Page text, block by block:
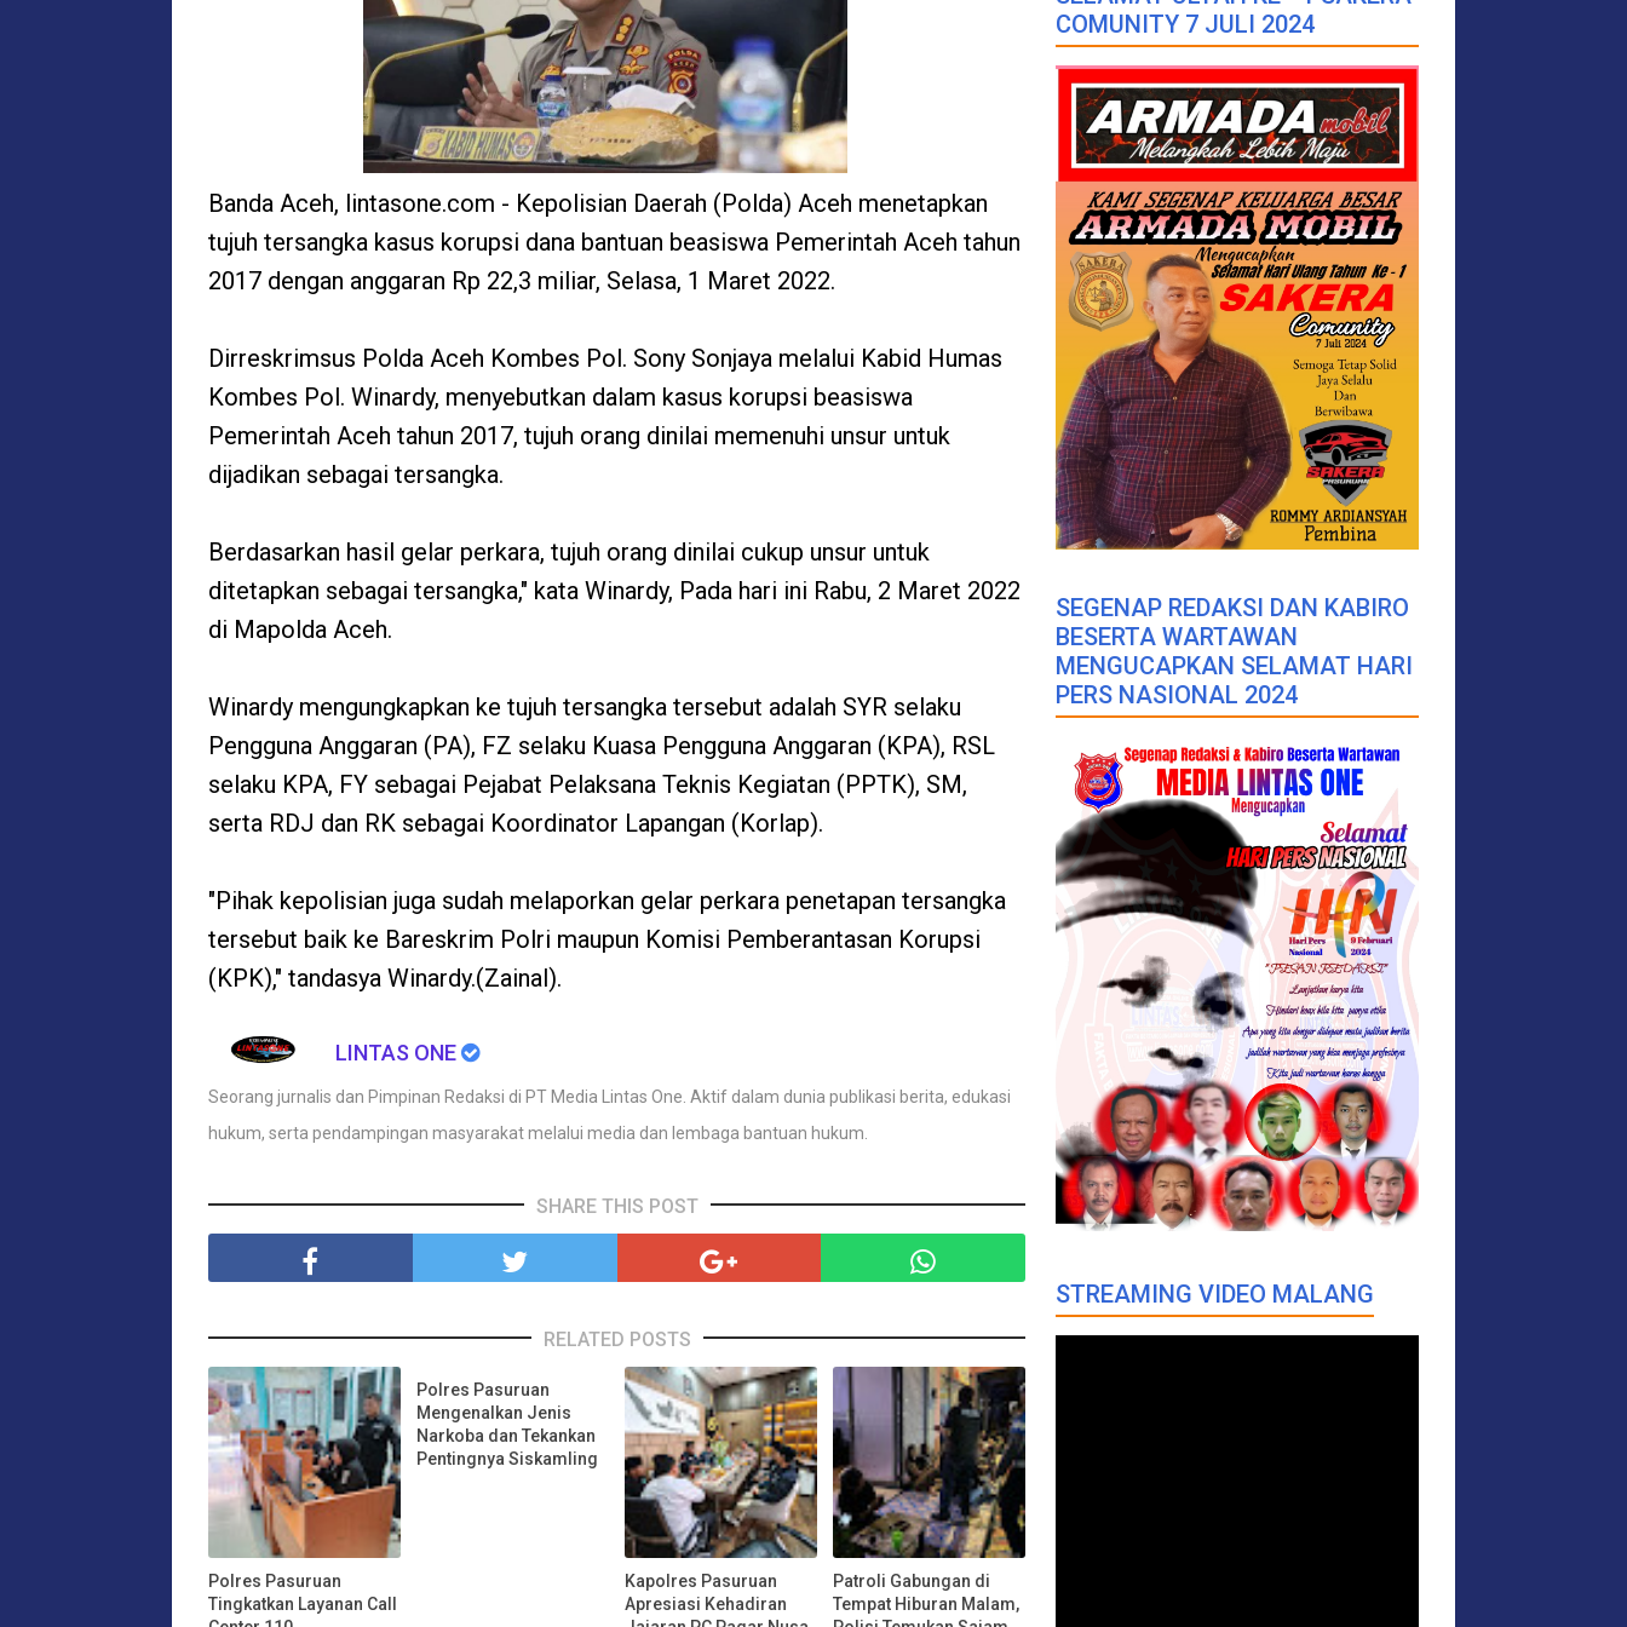
Banda Aceh, lintasone.com - Kepolisian Daerah (Polda) Aceh menetapkan
tujuh tersangka kasus korupsi dana bantuan beasiswa Pemerintah Aceh tahun
2017 dengan anggaran Rp 22,3 miliar, Selasa, 1 Maret 2022.
Dirreskrimsus Polda Aceh Kombes Pol. Sony Sonjaya melalui Kabid Humas
Kombes Pol. Winardy, menyebutkan dalam kasus korupsi beasiswa
Pemerintah Aceh tahun 2017, tujuh orang dinilai memenuhi unsur untuk
dijadikan sebagai tersangka.
Berdasarkan hasil gelar perkara, tujuh orang dinilai cukup unsur untuk
ditetapkan sebagai tersangka," kata Winardy, Pada hari ini Rabu, 2 Maret 2022
di Mapolda Aceh.
Winardy mengungkapkan ke tujuh tersangka tersebut adalah SYR selaku
Pengguna Anggaran (PA), FZ selaku Kuasa Pengguna Anggaran (KPA), RSL
selaku KPA, FY sebagai Pejabat Pelaksana Teknis Kegiatan (PPTK), SM,
serta RDJ dan RK sebagai Koordinator Lapangan (Korlap).
"Pihak kepolisian juga sudah melaporkan gelar perkara penetapan tersangka
tersebut baik ke Bareskrim Polri maupun Komisi Pemberantasan Korupsi
(KPK)," tandasya Winardy.(Zainal).
LINTAS ONE
Seorang jurnalis dan Pimpinan Redaksi di PT Media Lintas One. Aktif dalam dunia publikasi berita, edukasi
hukum, serta pendampingan masyarakat melalui media dan lembaga bantuan hukum.
SHARE THIS POST
RELATED POSTS
Polres Pasuruan
Tingkatkan Layanan Call
Polres Pasuruan
Mengenalkan Jenis
Narkoba dan Tekankan
Pentingnya Siskamling
Kapolres Pasuruan
Apresiasi Kehadiran
Patroli Gabungan di
Tempat Hiburan Malam,
COMUNITY 7 JULI 2024
SEGENAP REDAKSI DAN KABIRO
BESERTA WARTAWAN
MENGUCAPKAN SELAMAT HARI
PERS NASIONAL 2024
STREAMING VIDEO MALANG